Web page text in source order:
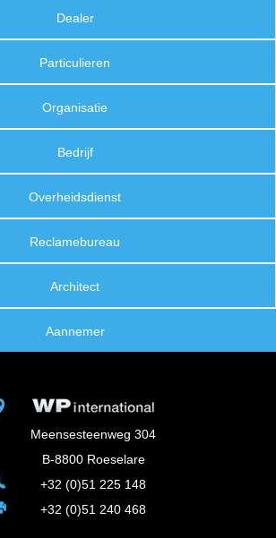
Dealer
Particulieren
Organisatie
Bedrijf
Overheidsdienst
Reclamebureau
Architect
Aannemer
Meensesteenweg 304
B-8800 Roeselare
+32 (0)51 225 148
+32 (0)51 240 468